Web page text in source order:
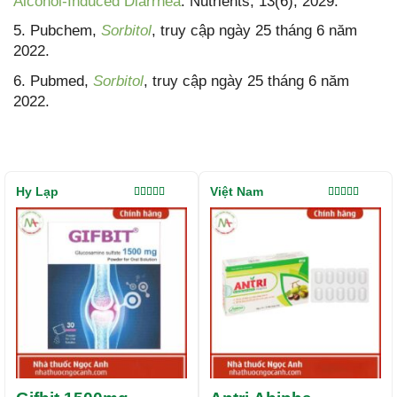
5. Pubchem, Sorbitol, truy cập ngày 25 tháng 6 năm
2022.
6. Pubmed, Sorbitol, truy cập ngày 25 tháng 6 năm
2022.
Được xếp
hạng5.00
sao
Hy Lạp
Được xếp
hạng5.00
Việt Nam